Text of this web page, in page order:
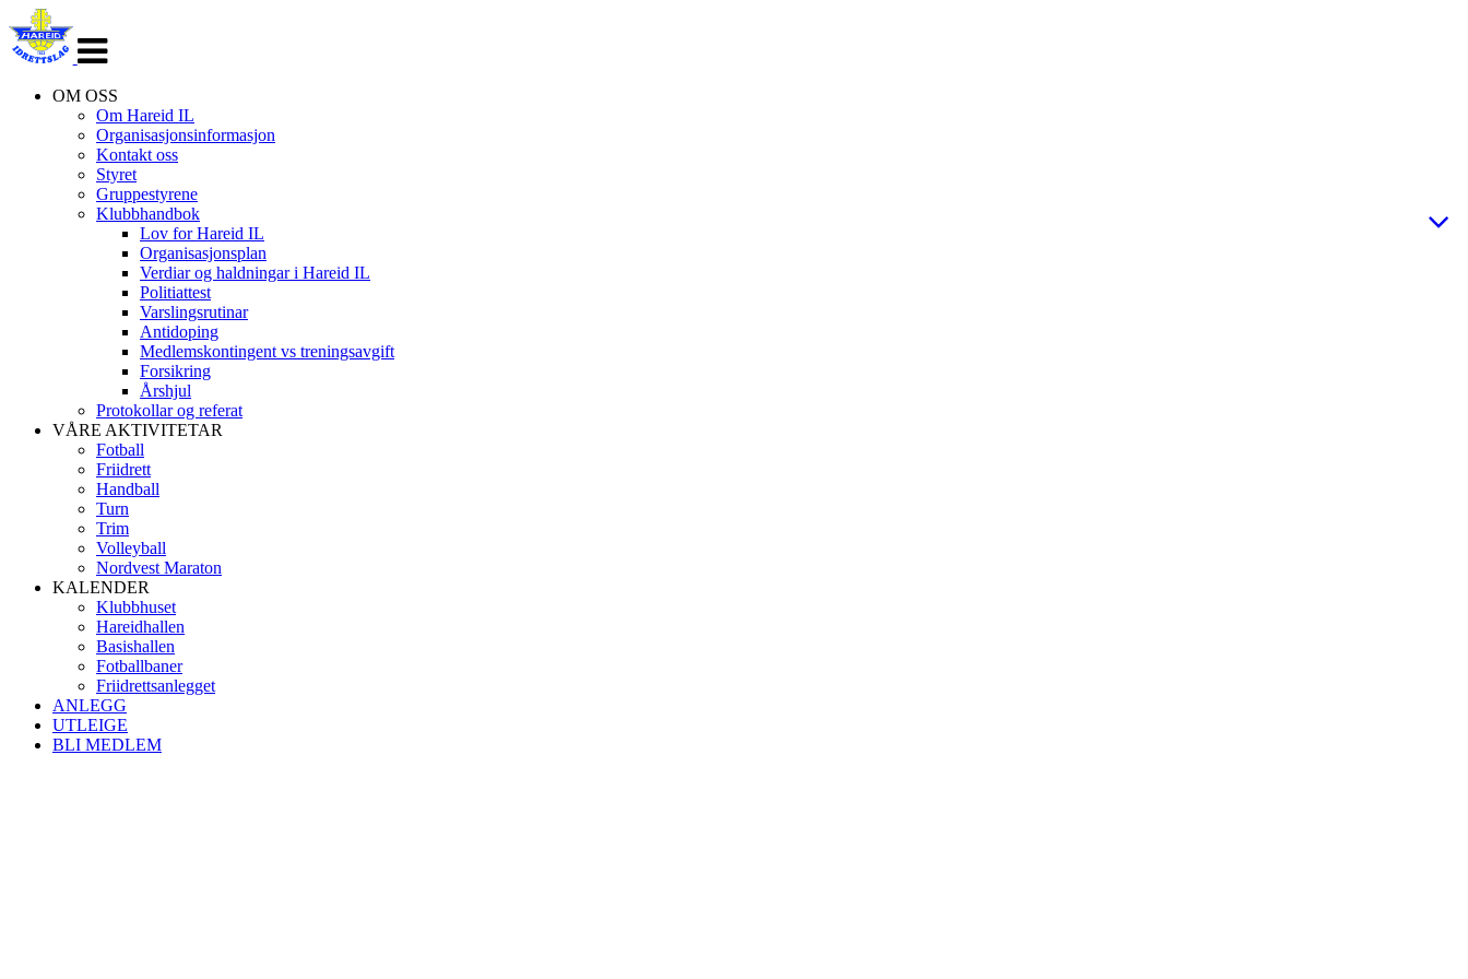
navigasjon
OM OSS
Om Hareid IL
Organisasjonsinformasjon
Kontakt oss
Styret
Gruppestyrene
Klubbhandbok
Lov for Hareid IL
Organisasjonsplan
Verdiar og haldningar i Hareid IL
Politiattest
Varslingsrutinar
Antidoping
Medlemskontingent vs treningsavgift
Forsikring
Årshjul
Protokollar og referat
VÅRE AKTIVITETAR
Fotball
Friidrett
Handball
Turn
Trim
Volleyball
Nordvest Maraton
KALENDER
Klubbhuset
Hareidhallen
Basishallen
Fotballbaner
Friidrettsanlegget
ANLEGG
UTLEIGE
BLI MEDLEM